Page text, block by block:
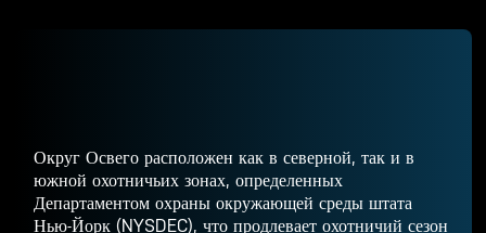
Округ Освего расположен как в северной, так и в
южной охотничьих зонах, определенных
Департаментом охраны окружающей среды штата
Нью-Йорк (NYSDEC), что продлеваетохотничий сезон